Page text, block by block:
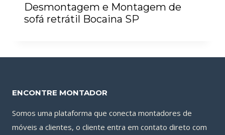
Desmontagem e Montagem de
sofá retrátil Bocaina SP
ENCONTRE MONTADOR
Somos uma plataforma que conecta montadores de
móveis a clientes, o cliente entra em contato direto com